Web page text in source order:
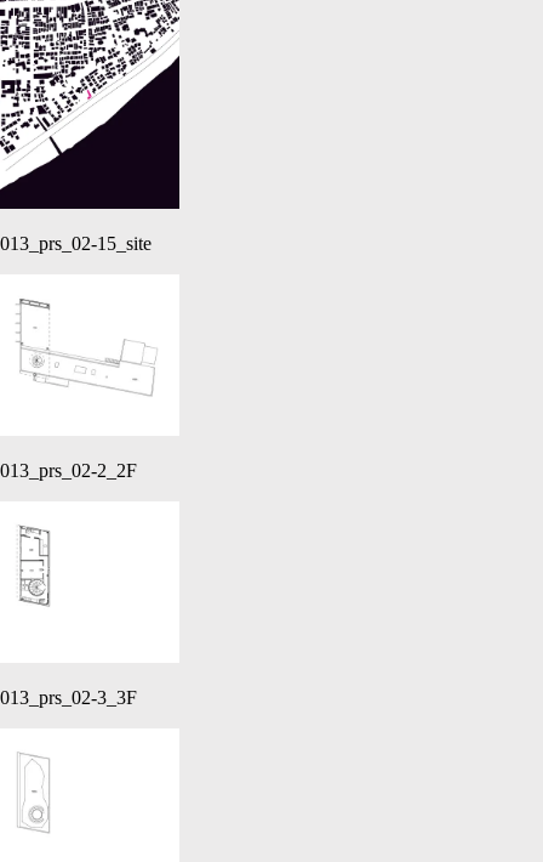
013_prs_02-15_site
013_prs_02-2_2F
013_prs_02-3_3F